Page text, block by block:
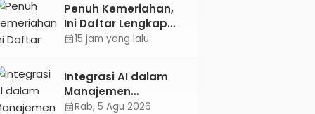
dan Literasi
Pertanian
Penuh Kemeriahan,
Ini Daftar Lengkap
Agenda Peringatan
Kabupaten Kebumen
calendar_month15 jam yang lalu
Integrasi AI dalam
Manajemen
Pendayagunaan ZIS
calendar_monthRab, 5 Agu 2026